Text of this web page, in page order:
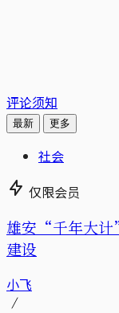
评论须知
最新 更多
社会
仅限会员
雄安“千年大计
建设
小飞